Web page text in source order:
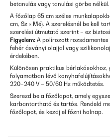
betanulás vagy tanulási görbe nélkül.
A főzőlap 65 cm széles
cm, Sz × Mé). A szerelésnél be kell
szerelési útmutató szerint – ez
Figyelem: A polírozott rozsdamentes
fehér ásványi olajjal vagy
érdekében.
Különösen praktikus
folyamatban lévő
220–240 V ~ 50/60 Hz működtetés.
Szerezd be a főzőlapot, amely
karbantartható és tartós. Rendeld
főzőlapot, és kezdj el főzni holnap.